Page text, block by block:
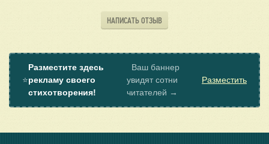
НАПИСАТЬ ОТЗЫВ
⭐
Разместите здесь
рекламу своего
стихотворения!
Ваш баннер
увидят сотни
читателей →
Разместить